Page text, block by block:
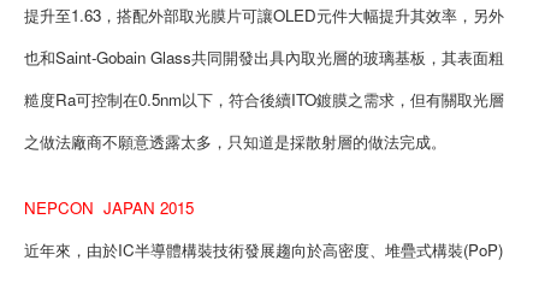
提升至1.63，搭配外部取光膜片可讓OLED元件大幅提升其效率，另外
也和Saint-Gobain Glass共同開發出具內取光層的玻璃基板，其表面粗
糙度Ra可控制在0.5nm以下，符合後續ITO鍍膜之需求，但有關取光層
之做法廠商不願意透露太多，只知道是採散射層的做法完成。
NEPCON JAPAN 2015
近年來，由於IC半導體構裝技術發展趨向於高密度、堆疊式構裝(PoP)